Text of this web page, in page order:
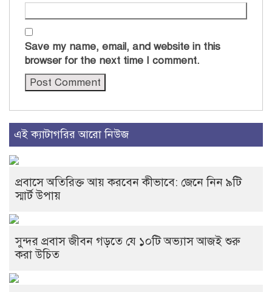
Save my name, email, and website in this
browser for the next time I comment.
এই ক্যাটাগরির আরো নিউজ
প্রবাসে অতিরিক্ত আয় করবেন কীভাবে: জেনে নিন ৯টি
স্মার্ট উপায়
সুন্দর প্রবাস জীবন গড়তে যে ১০টি অভ্যাস আজই শুরু
করা উচিত